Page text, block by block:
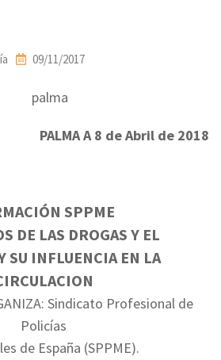
09/11/2017
PALMA A 8 de Abril de 2018
SPPME
DE LAS DROGAS Y EL
SU INFLUENCIA EN LA
Sindicato Profesional de
Policías
de España (SPPME).